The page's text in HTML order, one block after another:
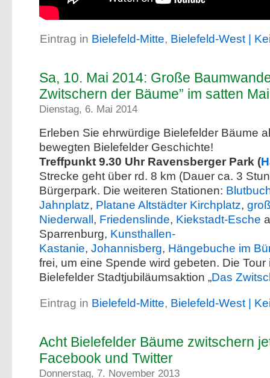
Eintrag in Bielefeld-Mitte, Bielefeld-West |
Sa, 10. Mai 2014: Große
Zwitschern der Bäume” im satten
Dienstag, 6. Mai 2014
Erleben Sie ehrwürdige Bielefelder Bäume
bewegten Bielefelder Geschichte!
Treffpunkt 9.30 Uhr Ravensberger Park (
Strecke geht über rd. 8 km (Dauer ca. 3
Bürgerpark. Die weiteren Stationen:
Jahnplatz, Platane Altstädter Kirchplatz,
Niederwall, Friedenslinde, Kiekstadt-Esche
Sparrenburg, Kunsthallen-
Kastanie, Johannisberg, Hängebuche im
frei, um eine Spende wird gebeten. Die Tour
Bielefelder Stadtjubiläumsaktion „Das
Eintrag in Bielefeld-Mitte, Bielefeld-West |
Acht Bielefelder Bäume zwitschern
Facebook und Twitter
Donnerstag, 7. November 2013